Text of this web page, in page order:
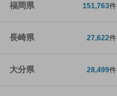
福岡県 151,763件
長崎県 27,622件
大分県 28,499件